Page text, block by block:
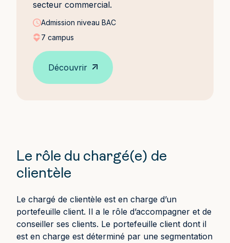
Le rôle du chargé(e) de
clientèle
Le chargé de clientèle est en charge d’un
portefeuille client. Il a le rôle d’accompagner et de
conseiller ses clients. Le portefeuille client dont il
est en charge est déterminé par une segmentation
secteur commercial.
Admission niveau BAC
7 campus
Découvrir